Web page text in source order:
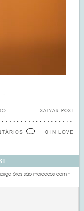
SALVAR POST
0 IN LOVE
são marcados com*